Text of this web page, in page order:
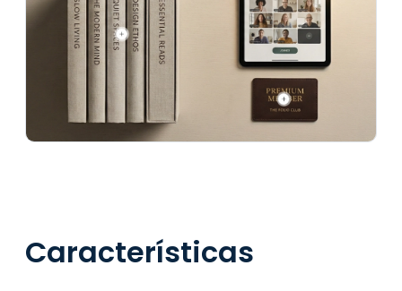
Características